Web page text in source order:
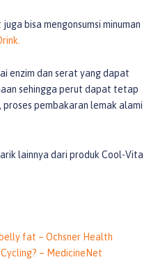
bisa mengonsumsi minuman
enzim dan serat yang dapat
sehingga perut dapat tetap
pembakaran lemak alami
lainnya dari produk Cool-Vita
fat – Ochsner Health
– MedicineNet